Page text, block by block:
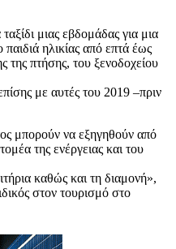
μιας εβδομάδας για μια
παιδιά ηλικίας από επτά έως
της πτήσης, του ξενοδοχείου
με αυτές του 2019 –πριν
μπορούν να εξηγηθούν από
της ενέργειας και του
καθώς και τη διαμονή»,
στον τουρισμό στο